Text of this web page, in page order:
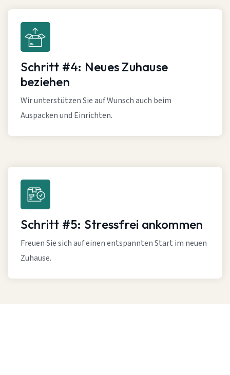
Schritt #4: Neues Zuhause
beziehen
Wir unterstützen Sie auf Wunsch auch beim
Auspacken und Einrichten.
Schritt #5: Stressfrei ankommen
Freuen Sie sich auf einen entspannten Start im neuen
Zuhause.